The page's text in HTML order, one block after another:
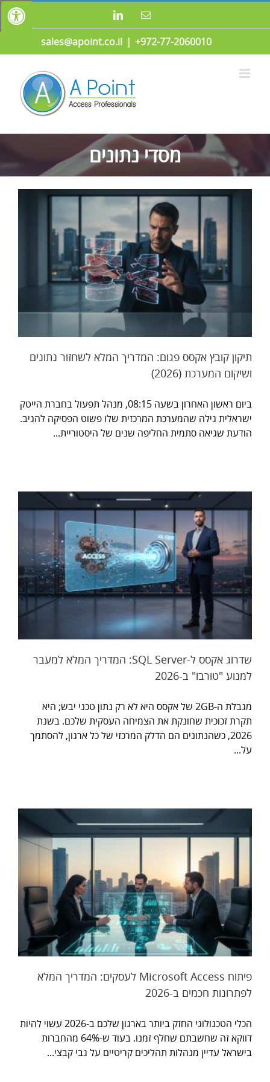
כתובת LinkedIn
972-77-2060010+
|
sales@apoint.co.il
מסדי נתונים
תיקון קובץ אקסס פגום: המדריך המלא לשחזור נתונים
ושיקום המערכת (2026)
ביום ראשון האחרון בשעה 08:15, מנהל תפעול בחברת הייטק
ישראלית גילה שהמערכת המרכזית שלו פשוט הפסיקה להגיב.
הודעת שגיאה סתמית החליפה שנים של היסטוריית...
שדרוג אקסס ל-SQL Server: המדריך המלא למעבר
למנוע "טורבו" ב-2026
מגבלת ה-2GB של אקסס היא לא רק נתון טכני יבש; היא
תקרת זכוכית שחונקת את הצמיחה העסקית שלכם. בשנת
2026, כשהנתונים הם הדלק המרכזי של כל ארגון, להסתמך
על...
פיתוח Microsoft Access לעסקים: המדריך המלא
לפתרונות חכמים ב-2026
הכלי הטכנולוגי החזק ביותר בארגון שלכם ב-2026 עשוי להיות
דווקא זה שחשבתם שחלף זמנו. בעוד ש-64% מהחברות
בישראל עדיין מנהלות תהליכים קריטיים על גבי קבצי...